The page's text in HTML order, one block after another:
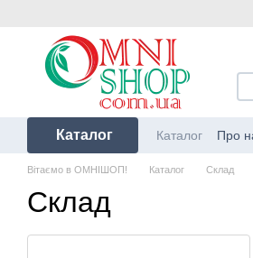
Каталог Каталог Про
Вітаємо в ОМНІШОП! Каталог Склад
Склад